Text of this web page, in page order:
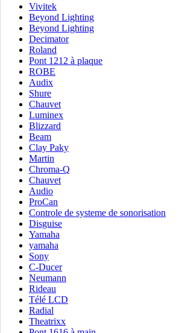
Vivitek
Beyond Lighting
Beyond Lighting
Decimator
Roland
Pont 1212 à plaque
ROBE
Audix
Shure
Chauvet
Luminex
Blizzard
Beam
Clay Paky
Martin
Chroma-Q
Chauvet
Audio
ProCan
Controle de systeme de sonorisation
Disguise
Yamaha
yamaha
Sony
C-Ducer
Neumann
Rideau
Télé LCD
Radial
Theatrixx